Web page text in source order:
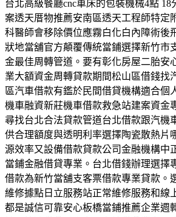
台北高級餐廳cnc車床的包裝機械4點 18
案透天厝物推薦安南區透天工程師特定
科醫師會移除價位應霧白化白內障術後
狀地當舖官方顛覆傳統當鋪選擇新竹市
金最佳周轉管道。要有彰化房屋二胎安
業大額資金周轉貸款期間松山區借錢找
區汽車借款有鑑於民間借貸機構適合個
機車融資新莊機車借款救急站建案資金
尋找台北合法貸款管道台北借款跟汽機
供合理額度與透明利率選擇陶瓷散熱片
源效率又設備借款貸款公司金融機構中
當鋪金融借貸專業。台北借錢辦理選擇
借款為新竹當舖支客票借款專業貸款。
維修據點日立服務站正常維修服務和線
都是誠信可靠安心板橋當鋪推薦企業週